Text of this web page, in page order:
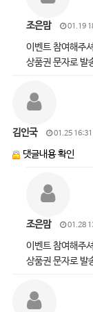
조은맘 01.19
이벤트 참여해주
상품권 문자로 발
김인국 01.25 16:31
댓글내용 확인
조은맘 01.28
이벤트 참여해주
상품권 문자로 발